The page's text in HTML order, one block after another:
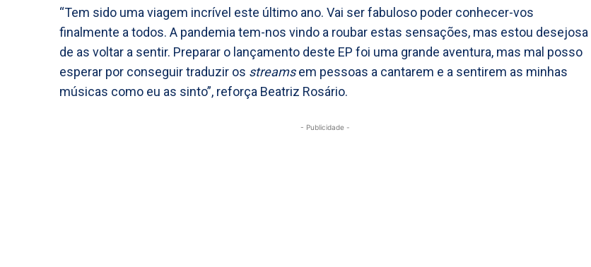
“Tem sido uma viagem incrível este último ano. Vai ser fabuloso poder conhecer-vos
finalmente a todos. A pandemia tem-nos vindo a roubar estas sensações, mas estou desejosa
de as voltar a sentir. Preparar o lançamento deste EP foi uma grande aventura, mas mal posso
esperar por conseguir traduzir os streamsem pessoas a cantarem e a sentirem as minhas
músicas como eu as sinto”, reforça Beatriz Rosário.
- Publicidade -